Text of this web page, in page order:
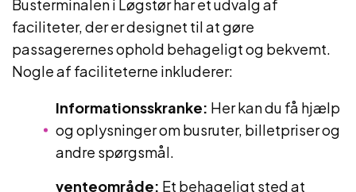
Busterminalen i Løgstør har et udvalg af
faciliteter, der er designet til at gøre
passagerernes ophold behageligt og bekvemt.
Nogle af faciliteterne inkluderer:
Informationsskranke: Her kan du få hjælp
og oplysninger om busruter, billetpriser og
andre spørgsmål.
venteområde: Et behageligt sted at